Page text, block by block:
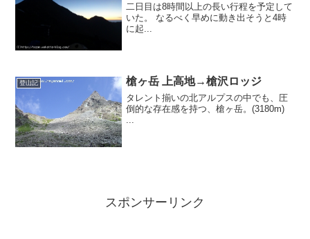
二日目は8時間以上の長い行程を予定して
いた。 なるべく早めに動き出そうと4時
に起...
登山記 槍ヶ岳 上高地→槍沢ロッジ
タレント揃いの北アルプスの中でも、圧
倒的な存在感を持つ、槍ヶ岳。(3180m)
...
スポンサーリンク